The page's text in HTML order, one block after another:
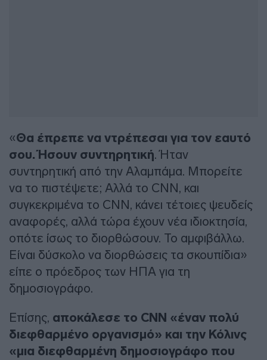
«Θα έπρεπε να ντρέπεσαι για τον εαυτό
σου. Ήσουν συντηρητική. Ήταν
συντηρητική από την Αλαμπάμα. Μπορείτε
να το πιστέψετε; Αλλά το CNN, και
συγκεκριμένα το CNN, κάνει τέτοιες ψευδείς
αναφορές, αλλά τώρα έχουν νέα ιδιοκτησία,
οπότε ίσως το διορθώσουν. Το αμφιβάλλω.
Είναι δύσκολο να διορθώσεις τα σκουπίδια»
είπε ο πρόεδρος των ΗΠΑ για τη
δημοσιογράφο.
Επίσης, αποκάλεσε το CNN «έναν πολύ
διεφθαρμένο οργανισμό» και την Κόλινς
«μια διεφθαρμένη δημοσιογράφο που